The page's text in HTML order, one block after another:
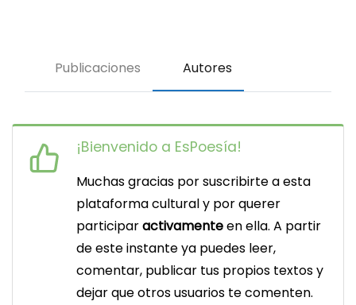
Publicaciones Autores
¡Bienvenido a EsPoesía!
Muchas gracias por suscribirte a esta
plataforma cultural y por querer
participaractivamenteen ella. A partir
de este instante ya puedes leer,
comentar, publicar tus propios textos y
dejar que otros usuarios te comenten.